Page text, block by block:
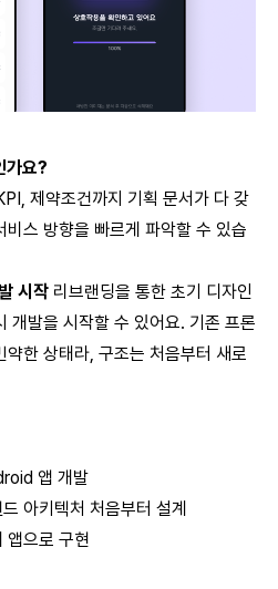
가요?
제약조건까지 기획 문서가 다 갖
스 방향을 빠르게 파악할 수 있습
시작 리브랜딩을 통한 초기 디자인
개발을 시작할 수 있어요. 기존 프론
한 상태라, 구조는 처음부터 새로
앱 개발
아키텍처 처음부터 설계
앱으로 구현